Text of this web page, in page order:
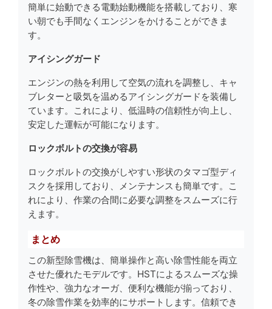
簡単に始動できる電動始動機能を搭載しており、寒
い朝でも手間なくエンジンをかけることができま
す。
アイシングガード
エンジンの熱を利用して空気の流れを調整し、キャ
ブレターと吸気を温めるアイシングガードを装備し
ています。これにより、低温時の信頼性が向上し、
安定した運転が可能になります。
ロックボルトの交換が容易
ロックボルトの交換がしやすい形状のタマゴ型ディ
スクを採用しており、メンテナンスも簡単です。こ
れにより、作業の合間に必要な調整をスムーズに行
えます。
まとめ
この新型除雪機は、簡単操作と高い除雪性能を両立
させた優れたモデルです。HSTによるスムーズな操
作性や、強力なオーガ、便利な機能が揃っており、
冬の除雪作業を効率的にサポートします。信頼でき